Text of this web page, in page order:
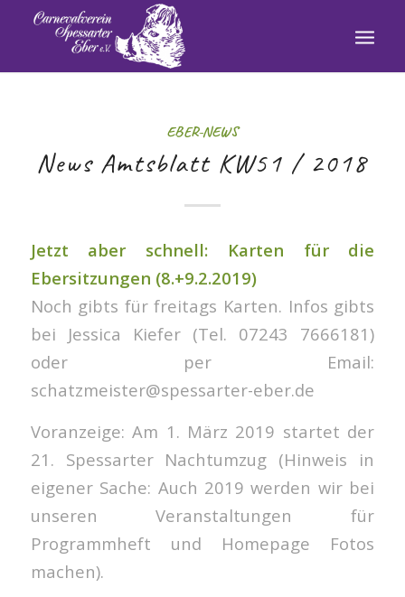
EBER-NEWS
News Amtsblatt KW51 / 2018
Jetzt aber schnell: Karten für die
Ebersitzungen (8.+9.2.2019)
Noch gibts für freitags Karten. Infos gibts
bei Jessica Kiefer (Tel. 07243 7666181)
oder per Email:
schatzmeister@spessarter-eber.de
Voranzeige: Am 1. März 2019 startet der
21. Spessarter Nachtumzug (Hinweis in
eigener Sache: Auch 2019 werden wir bei
unseren Veranstaltungen für
Programmheft und Homepage Fotos
machen).